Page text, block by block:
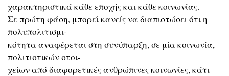
χαρακτηριστικά κάθε εποχής και κάθε κοινωνίας.
Σε πρώτη φάση, μπορεί κανείς να διαπιστώσει ότι η
πολυπολιτισμι-
κότητα αναφέρεται στη συνύπαρξη, σε μία κοινωνία,
πολιτιστικών στοι-
χείων από διαφορετικές ανθρώπινες κοινωνίες, κάτι